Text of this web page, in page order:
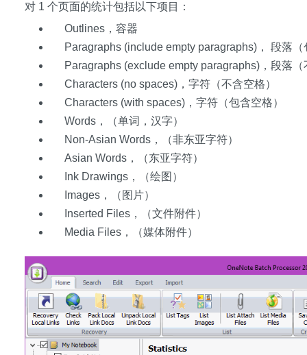
对 1 个页面的统计包括以下项目：
Outlines，容器
Paragraphs (include empty paragraphs)， 段落（
Paragraphs (exclude empty paragraphs)，段落（
Characters (no spaces)，字符（不含空格）
Characters (with spaces)，字符（包含空格）
Words，（单词，汉字）
Non-Asian Words，（非东亚字符）
Asian Words，（东亚字符）
Ink Drawings，（绘图）
Images，（图片）
Inserted Files，（文件附件）
Media Files，（媒体附件）